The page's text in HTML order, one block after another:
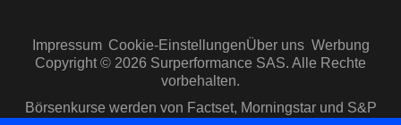
Impressum Cookie-EinstellungenÜber uns Werbung
Copyright © 2026 Surperformance SAS. Alle Rechte
vorbehalten.
Börsenkurse werden von Factset, Morningstar und S&P